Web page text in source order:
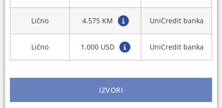
Lično 4.575 KM UniCredit banka
Lično 1.000 USD UniCredit banka
IZVORI